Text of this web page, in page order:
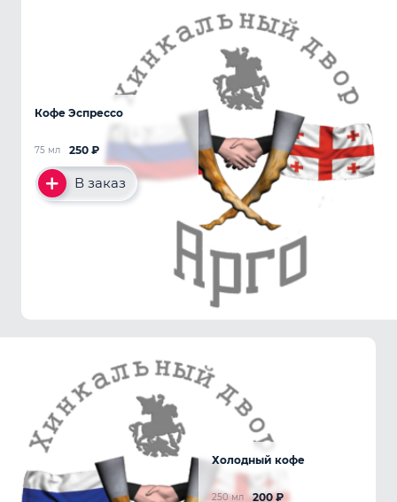
Кофе Эспрессо
250 ₽
75 мл
В заказ
Холодный кофе
200₽
250 мл